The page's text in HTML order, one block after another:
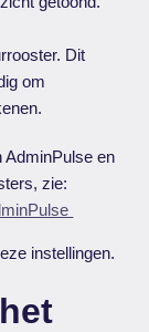
Dit
om
AdminPulse en
zie:
instellingen.